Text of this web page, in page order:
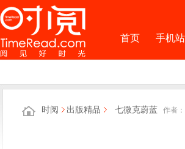
首页 手机站
时阅 出版精品 七微克蔚蓝 作者：